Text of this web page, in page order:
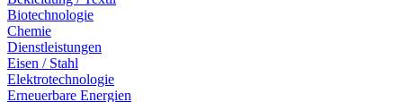
Biotechnologie
Chemie
Dienstleistungen
Eisen / Stahl
Elektrotechnologie
Erneuerbare Energien